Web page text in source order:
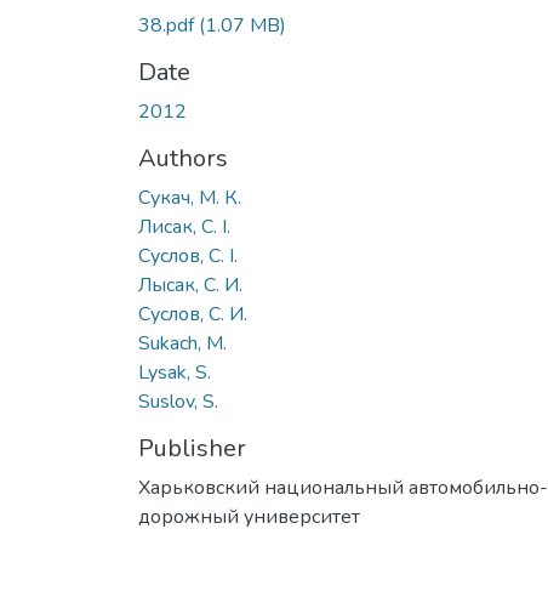
38.pdf(1.07 MB)
Date
2012
Authors
Сукач, М. К.
Лисак, С. І.
Суслов, С. І.
Лысак, С. И.
Суслов, С. И.
Sukach, М.
Lysak, S.
Suslov, S.
Publisher
Харьковский национальный автомобильно-
дорожный университет